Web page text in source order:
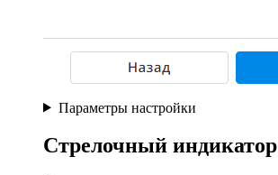
Параметры настройки
Стрелочный индикатор